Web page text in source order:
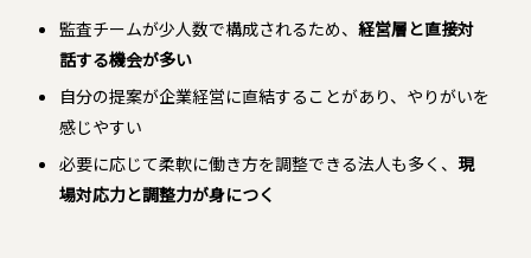
監査チームが少人数で構成されるため、 経営層と直接対
話する機会が多い
自分の提案が企業経営に直結することがあり、やりがいを
感じやすい
必要に応じて柔軟に働き方を調整できる法人も多く、 現
場対応力と調整力が身につく